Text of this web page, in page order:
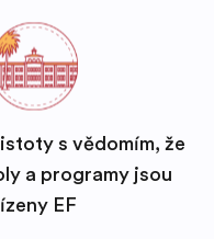
s vědomím, že
a programy jsou
EF